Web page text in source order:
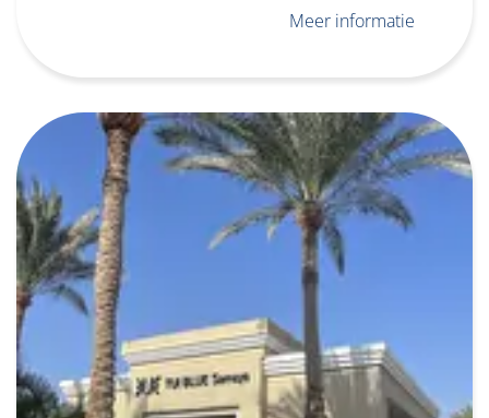
Meer informatie